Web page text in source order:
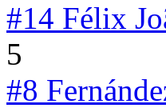
#14 Félix
5
#8